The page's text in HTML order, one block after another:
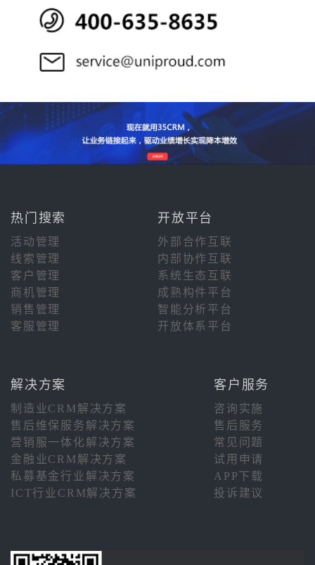
热门搜索 开放平台
活动管理
外部合作互联
线索管理
内部协作互联
客户管理
系统生态互联
商机管理
成熟构件平台
销售管理
智能分析平台
客服管理
开放体系平台
解决方案 客户服务
制造业CRM解决方案
咨询实施
售后维保服务解决方案
售后服务
营销服一体化解决方案
常见问题
金融业CRM解决方案
试用申请
私募基金行业解决方案
APP下载
ICT行业CRM解决方案
投诉建议